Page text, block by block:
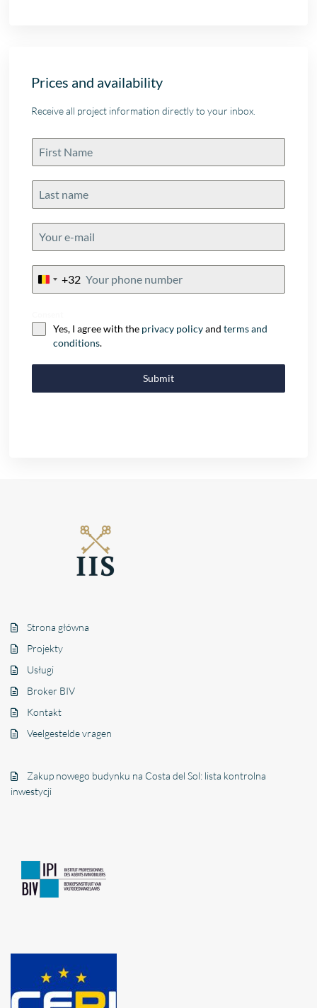
Prices and availability
Receive all project information directly to your inbox.
Belgium
+32
Yes, I agree with the privacy policyandterms and
conditions.
Submit
Strona główna
Projekty
Usługi
Broker BIV
Kontakt
Veelgestelde vragen
Zakup nowego budynku na Costa del Sol: lista kontrolna
inwestycji